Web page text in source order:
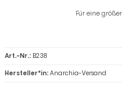
Für eine
Art.-Nr.: B238
Hersteller*in:Anarchia-Versand